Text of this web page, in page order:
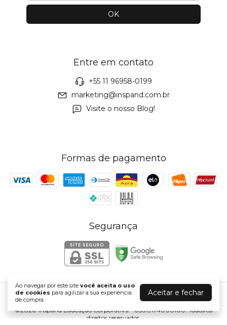
Ao navegar por este site você aceita o uso
de cookies para agilizar a sua experiência
de compra.
Aceitar e fechar
Entre em contato
+55 11 96958-0199
marketing@inspand.com.br
Visite o nosso Blog!
Formas de pagamento
Segurança
©2026. Inspand Educação Corporativa - 03319174000100. Todos os
direitos reservados.